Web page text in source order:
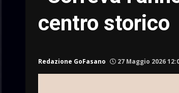
centro storico
Redazione GoFasano 27 Maggio 2026